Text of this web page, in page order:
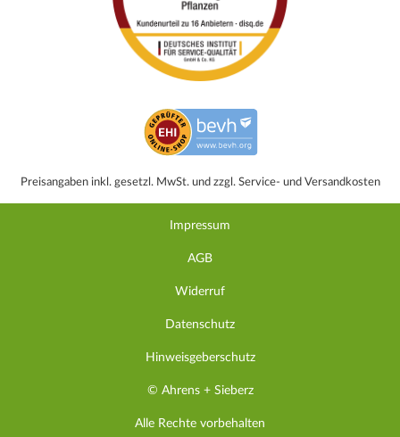
Preisangaben inkl. gesetzl. MwSt. und zzgl. Service- und Versandkosten
Impressum
AGB
Widerruf
Datenschutz
Hinweisgeberschutz
© Ahrens + Sieberz
Alle Rechte vorbehalten